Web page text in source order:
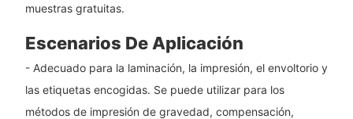
muestras gratuitas.
Escenarios De Aplicación
- Adecuado para la laminación, la impresión, el envoltorio y
las etiquetas encogidas. Se puede utilizar para los
métodos de impresión de gravedad, compensación,